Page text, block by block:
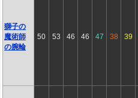
獅子の
魔術師
の腕輪
50 53 46 46 47 38 39